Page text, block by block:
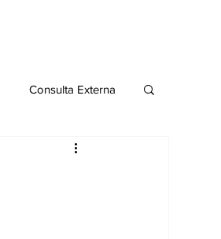
Consulta Externa
Publicaciones